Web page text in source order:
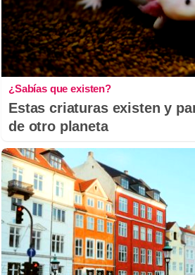
¿Sabías que existen?
Estas criaturas existen y
de otro planeta